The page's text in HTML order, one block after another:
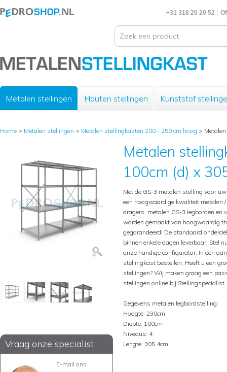
+31 318 20 20 52
Metalen stellingen Houten stellingen Kunststof
Home > Metalen stellingen > Metalen stellingkasten 200 - 250 cm hoog >
Vraag onze specialist
E-mail ons
Metalen
100cm (d) x
Met de GS-3 metalen stelling voor
een hoogwaardige kwaliteit metalen
dragers, metalen GS-3 legborden en
worden gemaakt van hoogwaardig
gegarandeerd! De standaard
binnen enkele dagen leverbaar. Stel
onze handige configurator. In een
stellingkast bestellen. Heeft u een
stellingen? Wij maken graag een
stellingen online bij Stellingspecialist.
Gegevens metalen legbordstelling:
Hoogte: 230cm
Diepte: 100cm
Niveaus: 4
Lengte: 305.4cm